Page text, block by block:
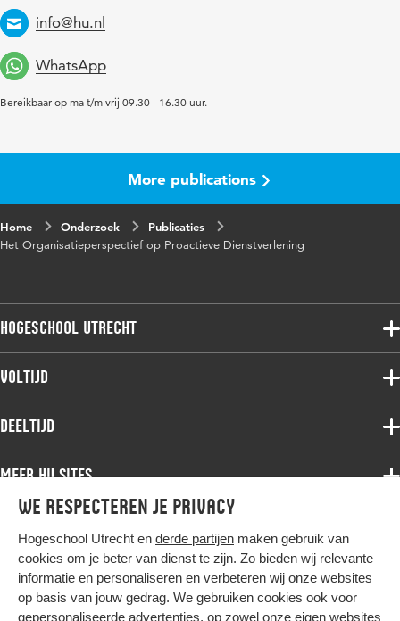
We respecteren je privacy
Hogeschool Utrecht en derde partijen maken gebruik van
cookies om je beter van dienst te zijn. Zo bieden wij relevante
informatie en personaliseren en verbeteren wij onze websites
op basis van jouw gedrag. We gebruiken cookies ook voor
gepersonaliseerde advertenties, op zowel onze eigen websites
Email
info@hu.nl
WhatsApp
Bereikbaar op ma t/m vrij 09.30 - 16.30 uur.
More publications
Home Onderzoek
Publicaties
Het Organisatieperspectief op Proactieve Dienstverlening
Hogeschool Utrecht
Voltijdopleidingen
Deeltijdopleidingen
Onderzoek
Werken bij de HU
Contact
Voltijd
Associate degree
Bachelor
Master
Studiekeuze voltijd
Deeltijd
Associate degree
Bachelor
Master
Post-master
Studiekeuze deeltijd
Meer HU sites
HU International
HU Bibliotheek
HU Ontwikkelt
Duurzame HU
Hier komt alles samen